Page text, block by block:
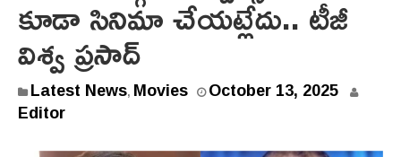
కూడా సినిమా చేయట్లేదు.. టీజీ
విశ్వ ప్రసాద్
Latest News, Movies October 13, 2025
Editor